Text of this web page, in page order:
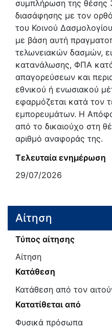
συμπλήρωση της θέσης
διασάφησης με τον
του Κοινού
με βάση αυτή
τελωνειακών δασμών,
κατανάλωσης, ΦΠΑ
απαγορεύσεων και
εθνικού ή ενωσιακού
εφαρμόζεται κατά τον
εμπορευμάτων. Η
από το δικαιούχο στη
αριθμό αναφοράς της.
Τελευταία ενημέρωση
29/07/2026
Αίτηση
Τύπος αίτησης
Αίτηση
Κατάθεση
Κατάθεση από τον
Κατατίθεται από
Φυσικά πρόσωπα